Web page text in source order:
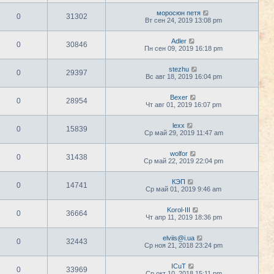
0 31302
моросюн петя
Вт сен 24, 2019 13:08 pm
0 30846
Adler
Пн сен 09, 2019 16:18 pm
0 29397
stezhu
Вс авг 18, 2019 16:04 pm
0 28954
Bexer
Чт авг 01, 2019 16:07 pm
0 15839
lexx
Ср май 29, 2019 11:47 am
0 31438
wolfor
Ср май 22, 2019 22:04 pm
0 14741
КЭП
Ср май 01, 2019 9:46 am
0 36664
Korol-III
Чт апр 11, 2019 18:36 pm
0 32443
elviis@i.ua
Ср ноя 21, 2018 23:24 pm
0 33969
ICuT